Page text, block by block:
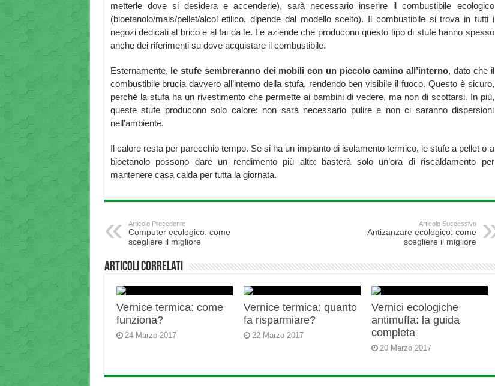
metterle dove si desidera e accenderle), sarà necessario inserire il combustibile ecologico
(bioetanolo/mais/pellet/alcol etilico, dipende dal modello scelto). Il combustibile si trova in tutti i
negozi dedicati al brico e al fai da te. Le aziende che producono questo tipo di stufe hanno spesso
anche dei riferimenti su dove acquistare il combustibile.
Esternamente, le stufe sembreranno dei mobili con un piccolo camino all’interno, dato che il
combustibile brucia davvero all’interno della stufa, rendendo ben visibile il fuoco. Questo è sicuro,
perché la stufa ha un rivestimento che permette ai bambini di vedere, ma non di scottarsi. In più,
queste stufe producono solo calore: non sarà necessario pulire e non ci saranno dispersioni
nell’ambiente.
Il calore resta per parecchio tempo. Se si ha un impianto di isolamento termico, le stufe a pellet o a
bioetanolo possono dare un rendimento più alto: basterà solo un’ora di riscaldamento per
mantenere casa calda per tutta la giornata.
Articolo Precedente
Computer ecologico: come
scegliere il migliore
Articolo Successivo
Antizanzare ecologico: come
scegliere il migliore
Articoli correlati
Vernice termica: come
funziona?
24 Marzo 2017
Vernice termica: quanto
fa risparmiare?
22 Marzo 2017
Vernici ecologiche
antimuffa: la guida
completa
20 Marzo 2017